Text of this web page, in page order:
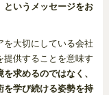
いうメッセージをお
を大切にしている会社
提供することを意味す
求めるのではなく、
を学び続ける姿勢を持